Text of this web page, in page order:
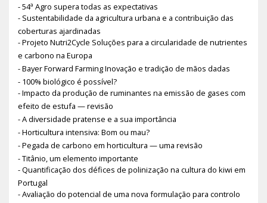
- 54ª Agro supera todas as expectativas
- Sustentabilidade da agricultura urbana e a contribuição das
coberturas ajardinadas
- Projeto Nutri2Cycle Soluções para a circularidade de nutrientes
e carbono na Europa
- Bayer Forward Farming Inovação e tradição de mãos dadas
- 100% biológico é possível?
- Impacto da produção de ruminantes na emissão de gases com
efeito de estufa — revisão
- A diversidade pratense e a sua importância
- Horticultura intensiva: Bom ou mau?
- Pegada de carbono em horticultura — uma revisão
- Titânio, um elemento importante
- Quantificação dos défices de polinização na cultura do kiwi em
Portugal
- Avaliação do potencial de uma nova formulação para controlo